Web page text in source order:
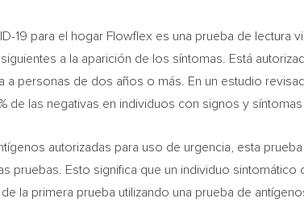
19 para el hogar Flowflex es una prueba de
a la aparición de los síntomas. Está
a personas de dos años o más. En un estudio
de las negativas en individuos con signos y
autorizadas para uso de urgencia, esta
pruebas. Esto significa que un individuo
la primera prueba utilizando una prueba de